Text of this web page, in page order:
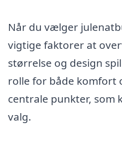
Når du vælger
vigtige faktorer at
størrelse og design
rolle for både komfort
centrale punkter, som
valg.